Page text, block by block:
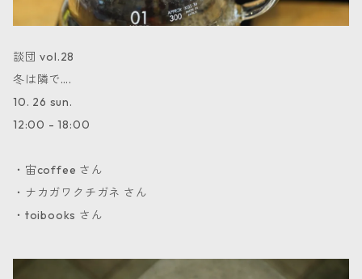
談団 vol.28
冬は隣で….
10. 26 sun.
12:00 - 18:00
・宙coffee さん
・ナカガワクチガネ さん
・toibooks さん